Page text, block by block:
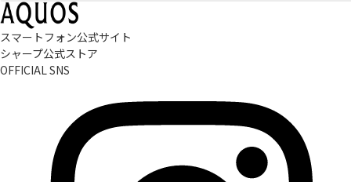
スマートフォン公式サイト
シャープ公式ストア
OFFICIAL SNS